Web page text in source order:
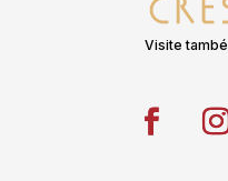
Visite